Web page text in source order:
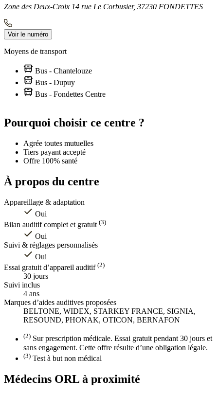
Zone des Deux-Croix 14 rue Le Corbusier, 37230 FONDETTES
Voir le numéro
Moyens de transport
Bus - Chantelouze
Bus - Dupuy
Bus - Fondettes Centre
+
Pourquoi choisir ce centre ?
Agrée toutes mutuelles
Tiers payant accepté
Offre 100% santé
À propos du centre
Appareillage & adaptation
Oui
Bilan auditif complet et gratuit (3)
Oui
Suivi & réglages personnalisés
Oui
Essai gratuit d’appareil auditif (2)
30 jours
Suivi inclus
4 ans
Marques d’aides auditives proposées
BELTONE, WIDEX, STARKEY FRANCE, SIGNIA,
RESOUND, PHONAK, OTICON, BERNAFON
(2) Sur prescription médicale. Essai gratuit pendant 30 jours et
sans engagement. Cette offre résulte d’une obligation légale.
(3) Test à but non médical
Médecins ORL à proximité